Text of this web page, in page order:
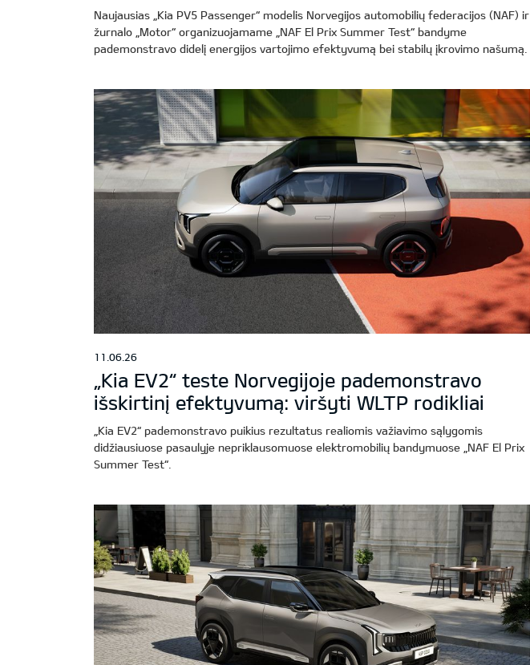
Naujausias „Kia PV5 Passenger“ modelis Norvegijos automobilių federacijos (NAF) ir
žurnalo „Motor“ organizuojamame „NAF El Prix Summer Test“ bandyme
pademonstravo didelį energijos vartojimo efektyvumą bei stabilų įkrovimo našumą.
11.06.26
„Kia EV2“ teste Norvegijoje pademonstravo
išskirtinį efektyvumą: viršyti WLTP rodikliai
„Kia EV2“ pademonstravo puikius rezultatus realiomis važiavimo sąlygomis
didžiausiuose pasaulyje nepriklausomuose elektromobilių bandymuose „NAF El Prix
Summer Test“.